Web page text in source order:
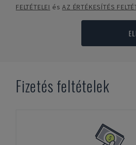
FELTÉTELEI ésAZ ÉRTÉKESÍTÉS
Fizetés feltételek